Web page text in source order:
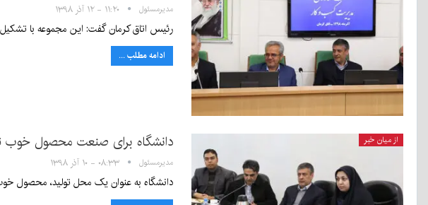
مدیرمسئول ۱۱:۲۰ - ۱۲ آذر ۱۳۹۸
رئیس اتاق کرمان گفت: این مجموعه با
ادامه مطلب ...
از میان خبر دانشگاه برای صنعت محصول خوب
مدیرمسئول ۰۸:۳۳ - ۱۰ آذر ۱۳۹۸
دانشگاه به عنوان یک محل تولید، محصول